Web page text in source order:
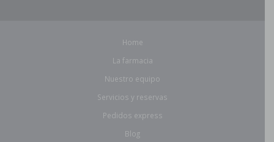
Home
La farmacia
Nuestro equipo
Servicios y reservas
Pedidos express
Blog